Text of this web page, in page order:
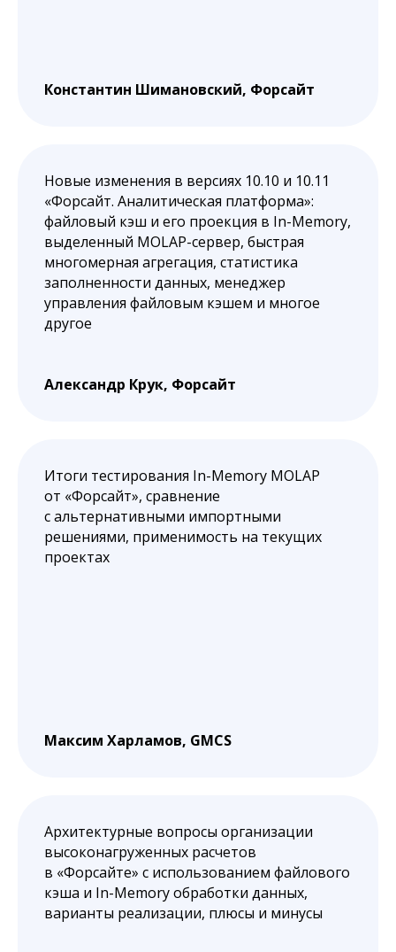
Константин Шимановский, Форсайт
Новые изменения в версиях 10.10 и 10.11
«Форсайт. Аналитическая платформа»:
файловый кэш и его проекция в In-Memory,
выделенный MOLAP-сервер, быстрая
многомерная агрегация, статистика
заполненности данных, менеджер
управления файловым кэшем и многое
другое
Александр Крук, Форсайт
Итоги тестирования In-Memory MOLAP
от «Форсайт», сравнение
с альтернативными импортными
решениями, применимость на текущих
проектах
Максим Харламов, GMCS
Архитектурные вопросы организации
высоконагруженных расчетов
в «Форсайте» с использованием файлового
кэша и In-Memory обработки данных,
варианты реализации, плюсы и минусы